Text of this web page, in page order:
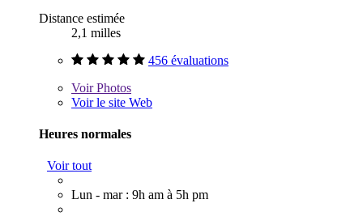
Distance estimée
2,1 milles
456 évaluations
VoirPhotos
Voir le site Web
Heures normales
Voir tout
Lun - mar : 9h am à 5h pm